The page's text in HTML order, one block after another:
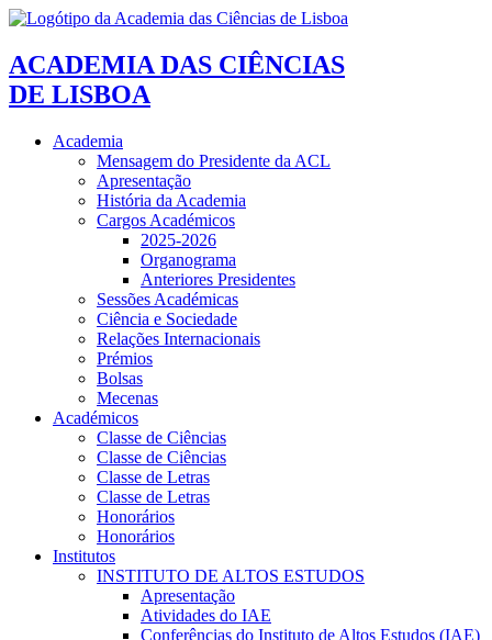
ACADEMIA DAS CIÊNCIAS
DE LISBOA
Academia
Mensagem do Presidente da ACL
Apresentação
História da Academia
Cargos Académicos
2025-2026
Organograma
Anteriores Presidentes
Sessões Académicas
Ciência e Sociedade
Relações Internacionais
Prémios
Bolsas
Mecenas
Académicos
Classe de Ciências
Classe de Ciências
Classe de Letras
Classe de Letras
Honorários
Honorários
Institutos
INSTITUTO DE ALTOS ESTUDOS
Apresentação
Atividades do IAE
Conferências do Instituto de Altos Estudos (IAE)